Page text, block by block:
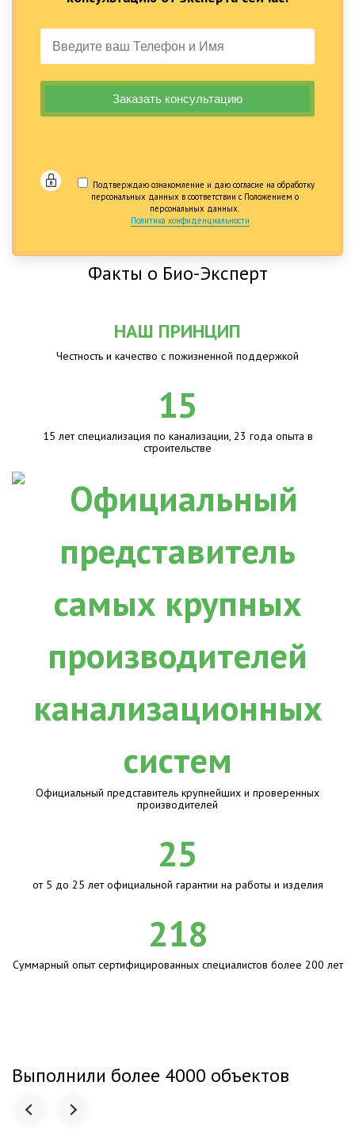
Подтверждаю ознакомление и даю согласие на обработку
персональных данных в соответствии с Положением о
персональных данных.
Политика конфиденциальности
Факты о Био-Эксперт
НАШ ПРИНЦИП
Честность и качество с пожизненной поддержкой
15
15 лет специализация по канализации, 23 года опыта в
строительстве
Официальный представитель крупнейших и проверенных
производителей
25
от 5 до 25 лет официальной гарантии на работы и изделия
218
Суммарный опыт сертифицированных специалистов более 200 лет
Выполнили более 4000 объектов